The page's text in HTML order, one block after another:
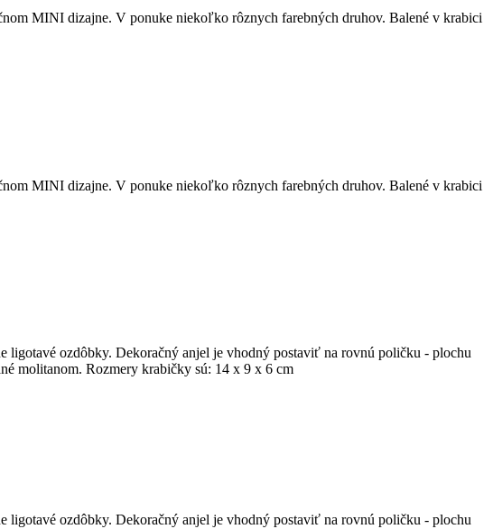
MINI dizajne. V ponuke niekoľko rôznych farebných druhov. Balené v krabici
MINI dizajne. V ponuke niekoľko rôznych farebných druhov. Balené v krabici
ligotavé ozdôbky. Dekoračný anjel je vhodný postaviť na rovnú poličku - plochu
molitanom. Rozmery krabičky sú: 14 x 9 x 6 cm
ligotavé ozdôbky. Dekoračný anjel je vhodný postaviť na rovnú poličku - plochu